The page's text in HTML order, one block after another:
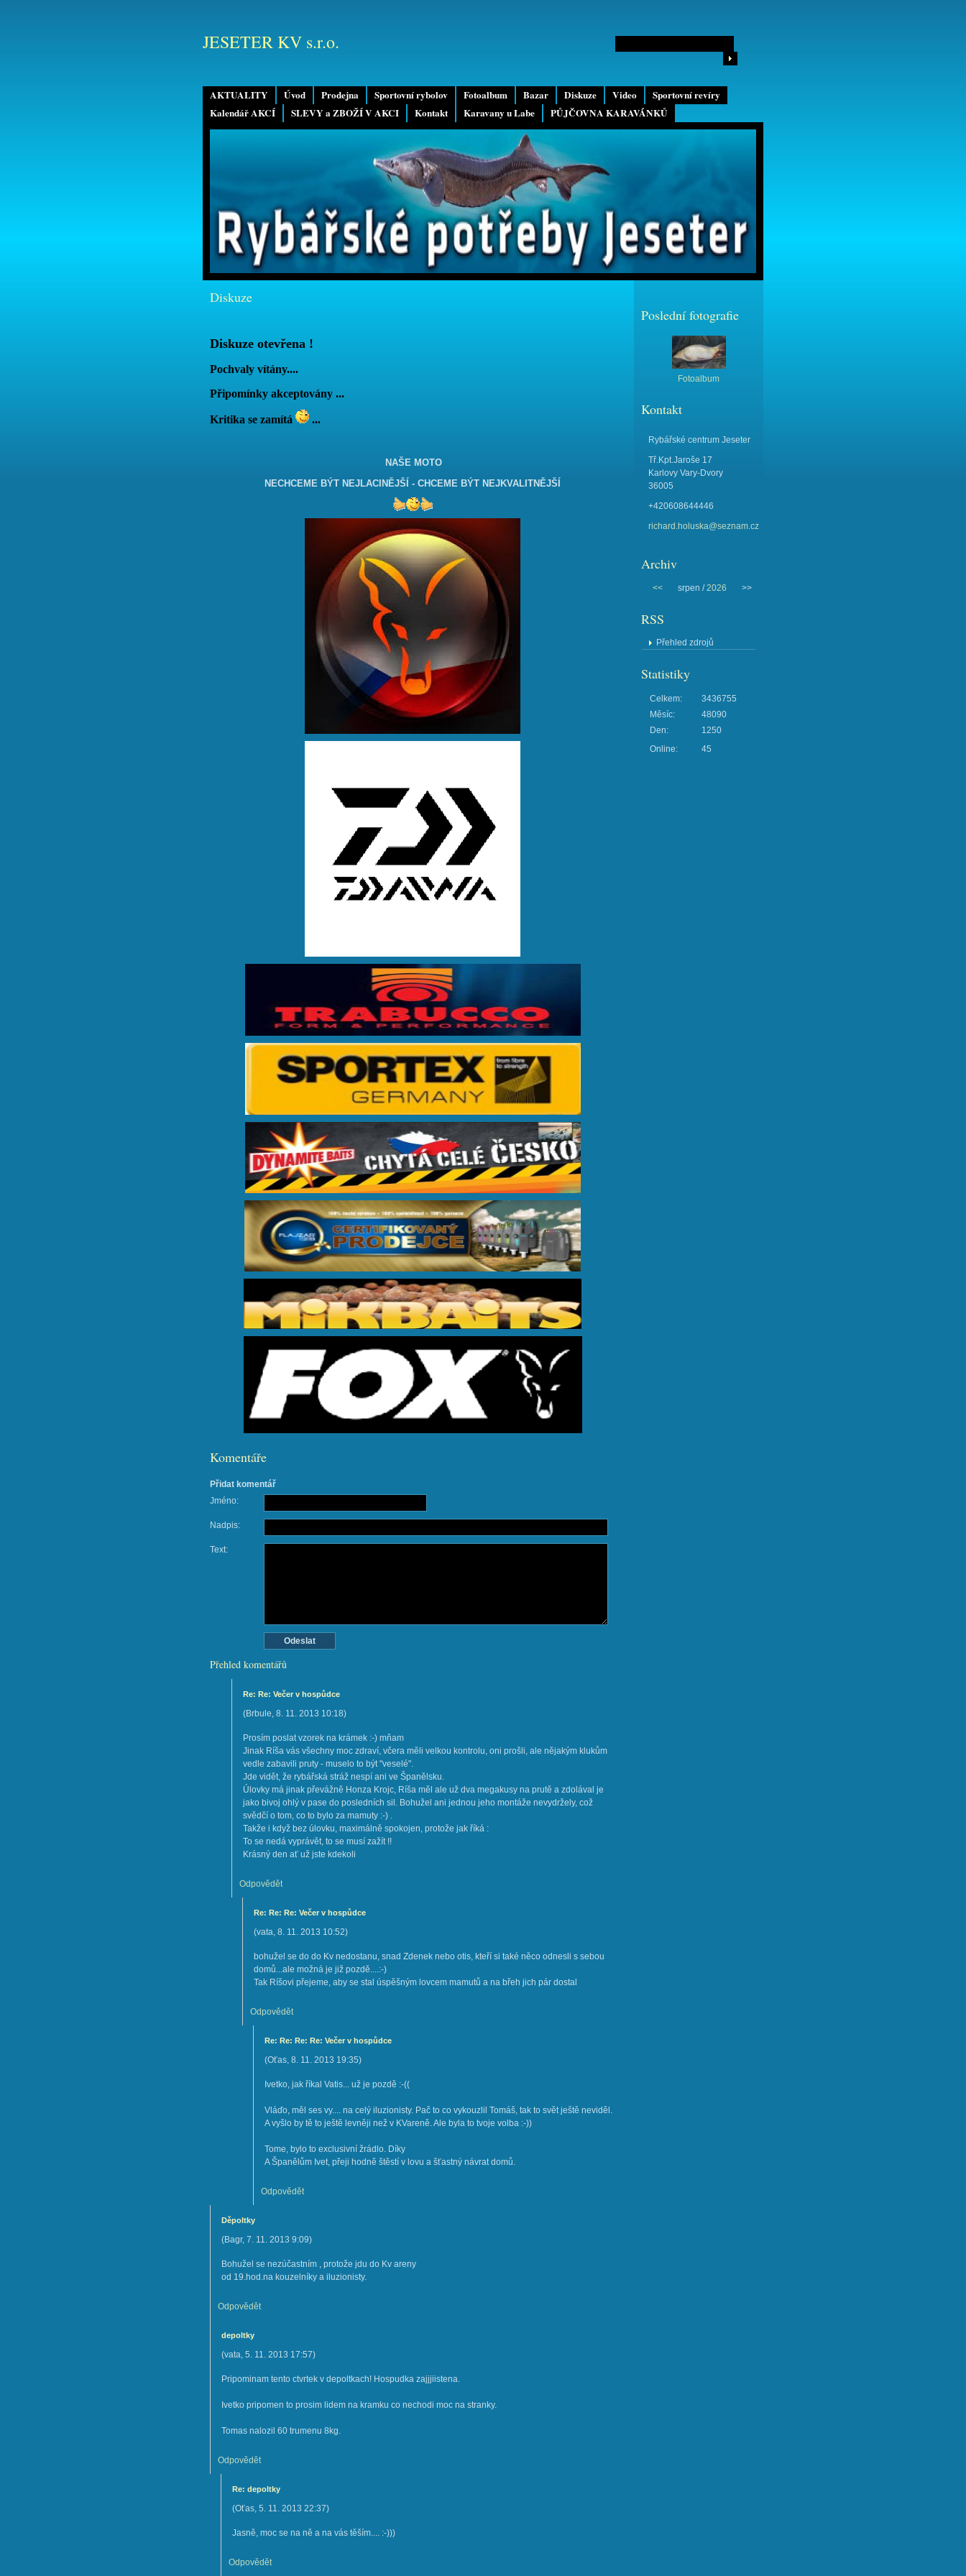
AKTUALITY Úvod Prodejna Sportovní rybolov Fotoalbum Bazar Diskuze Video
Sportovní revíry
Kalendář AKCÍ
SLEVY a ZBOŽÍ V AKCI Kontakt Karavany u Labe PŮJČOVNA KARAVÁNKŮ
JESETER KV s.r.o.
Diskuze
Diskuze otevřena !
Pochvaly vítány....
Připomínky akceptovány ...
Kritika se zamítá ...
NAŠE MOTO
NECHCEME BÝT NEJLACINĚJŠÍ - CHCEME BÝT NEJKVALITNĚJŠÍ
Komentáře
Přidat komentář
Jméno:
Nadpis:
Text:
Přehled komentářů
Re: Re: Večer v hospůdce
(Brbule, 8. 11. 2013 10:18)
Prosím poslat vzorek na krámek :-) mňam
Jinak Ríša vás všechny moc zdraví, včera měli velkou kontrolu, oni prošli, ale nějakým klukům
vedle zabavili pruty - muselo to být "veselé".
Jde vidět, že rybářská stráž nespí ani ve Španělsku.
Úlovky má jinak převážně Honza Krojc, Ríša měl ale už dva megakusy na prutě a zdolával je
jako bivoj ohlý v pase do posledních sil. Bohužel ani jednou jeho montáže nevydržely, což
svědčí o tom, co to bylo za mamuty :-) .
Takže i když bez úlovku, maximálně spokojen, protože jak říká :
To se nedá vyprávět, to se musí zažít !!
Krásný den ať už jste kdekoli
Odpovědět
Re: Re: Re: Večer v hospůdce
(vata, 8. 11. 2013 10:52)
bohužel se do do Kv nedostanu, snad Zdenek nebo otis, kteří si také něco odnesli s sebou
domů...ale možná je již pozdě....:-)
Tak Ríšovi přejeme, aby se stal úspěšným lovcem mamutů a na břeh jich pár dostal
Odpovědět
Re: Re: Re: Re: Večer v hospůdce
(Oťas, 8. 11. 2013 19:35)
Ivetko, jak říkal Vatis... už je pozdě :-((
Vláďo, měl ses vy.... na celý iluzionisty. Pač to co vykouzlil Tomáš, tak to svět ještě neviděl.
A vyšlo by tě to ještě levněji než v KVareně. Ale byla to tvoje volba :-))
Tome, bylo to exclusivní žrádlo. Díky
A Španělům Ivet, přeji hodně štěstí v lovu a šťastný návrat domů.
Odpovědět
Děpoltky
(Bagr, 7. 11. 2013 9:09)
Bohužel se nezúčastním , protože jdu do Kv areny
od 19.hod.na kouzelníky a iluzionisty.
Odpovědět
depoltky
(vata, 5. 11. 2013 17:57)
Pripominam tento ctvrtek v depoltkach! Hospudka zajjjiistena.
Ivetko pripomen to prosim lidem na kramku co nechodi moc na stranky.
Tomas nalozil 60 trumenu 8kg.
Odpovědět
Re: depoltky
(Oťas, 5. 11. 2013 22:37)
Jasně, moc se na ně a na vás těším.... :-)))
Odpovědět
Poslední fotografie
Fotoalbum
Kontakt
Rybářské centrum Jeseter
Tř.Kpt.Jaroše 17
Karlovy Vary-Dvory
36005
+420608644446
richard.holuska@seznam.cz
Archiv
<< srpen /2026 >>
RSS
Přehled zdrojů
Statistiky
Online: 45
Celkem:
3436755
Měsíc:
48090
Den:
1250